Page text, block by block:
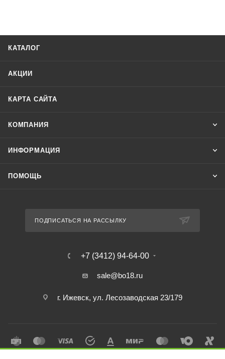
КАТАЛОГ
АКЦИИ
КАРТА САЙТА
КОМПАНИЯ
ИНФОРМАЦИЯ
ПОМОЩЬ
ПОДПИСАТЬСЯ НА РАССЫЛКУ
+7 (3412) 94-64-00
sale@bo18.ru
г. Ижевск, ул. Лесозаводская 23/179